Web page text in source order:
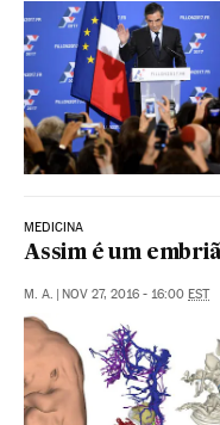
MEDICINA
Assim é um
M. A. | NOV 27, 2016 - 16:00 EST